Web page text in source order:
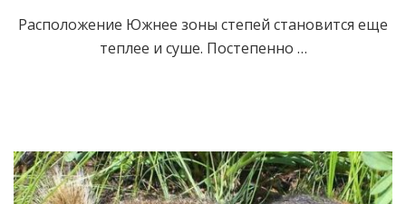
Расположение Южнее зоны степей становится еще
теплее и суше. Постепенно …